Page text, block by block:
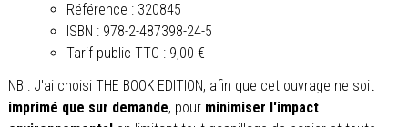
Référence : 320845
ISBN : 978-2-487398-24-5
Tarif public TTC : 9,00 €
NB : J'ai choisi THE BOOK EDITION, afin que cet ouvrage ne soit
imprimé que sur demande, pour minimiser l'impact